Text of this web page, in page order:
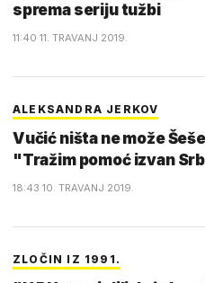
sprema seriju tužbi
11:40 11. TRAVANJ 2019.
ALEKSANDRA JERKOV
Vučić ništa ne može
"Tražim pomoć izvan
18:43 10. TRAVANJ 2019.
ZLOČIN IZ 1991.